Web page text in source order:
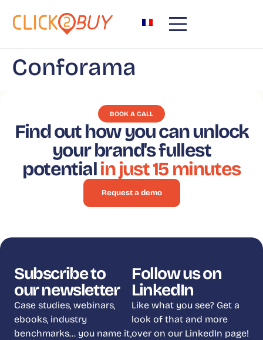
Conforama
BOOK A CALL
Find out how you can unlock
your brand's fullest
potentialin just 15 minutes
Request a demo
Subscribe to
our newsletter
Case studies, webinars,
ebooks, industry
benchmarks… you name it,
Follow us on
LinkedIn
Like what you see? Get a
look of that and more
over on our LinkedIn page!